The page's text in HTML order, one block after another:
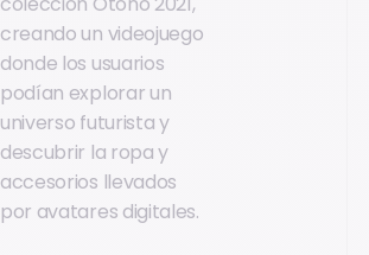
creando un videojuego
donde los usuarios
podían explorar un
universo futurista y
descubrir la ropa y
accesorios llevados
por avatares digitales.